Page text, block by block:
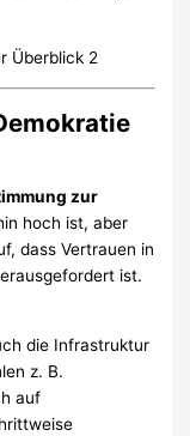
zur
hoch ist, aber
dass Vertrauen in
ist.
die Infrastruktur
z. B.
auf